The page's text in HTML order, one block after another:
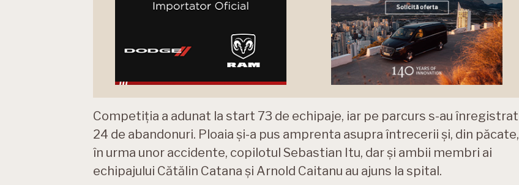
Competiția a adunat la start 73 de echipaje, iar pe parcurs s-au înregistrat
24 de abandonuri. Ploaia și-a pus amprenta asupra întrecerii și, din păcate,
în urma unor accidente, copilotul Sebastian Itu, dar și ambii membri ai
echipajului Cătălin Catana și Arnold Caitanu au ajuns la spital.